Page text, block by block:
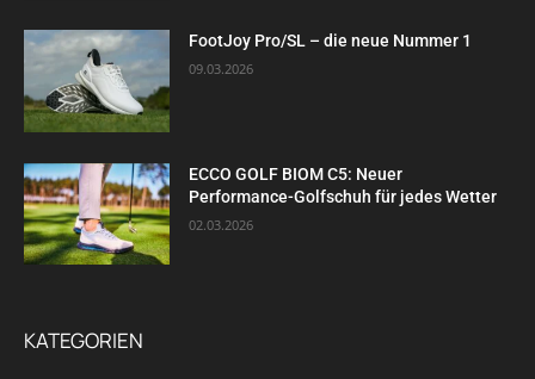
FootJoy Pro/SL – die neue Nummer 1
09.03.2026
ECCO GOLF BIOM C5: Neuer
Performance-Golfschuh für jedes Wetter
02.03.2026
KATEGORIEN